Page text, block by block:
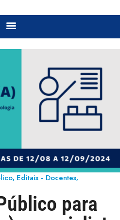
, Editais - Docentes,
para